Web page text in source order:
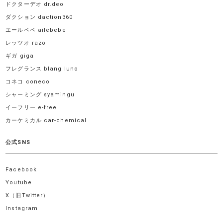
ドクターデオ dr.deo
ダクション daction360
エールベベ ailebebe
レッツオ razo
ギガ giga
フレグランス blang luno
コネコ coneco
シャーミング syamingu
イーフリー e-free
カーケミカル car-chemical
公式SNS
Facebook
Youtube
X（旧Twitter）
Instagram